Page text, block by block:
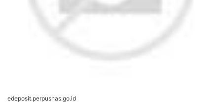
edeposit.perpusnas.go.id